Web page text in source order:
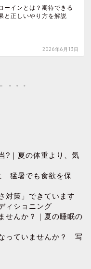
ーインとは？期待できる
と正しいやり方を解説
2026年6月13日
?｜夏の体重より、気
｜猛暑でも食欲を保
対策」できています
ィショニング
せんか？｜夏の睡眠の
っていませんか？｜写